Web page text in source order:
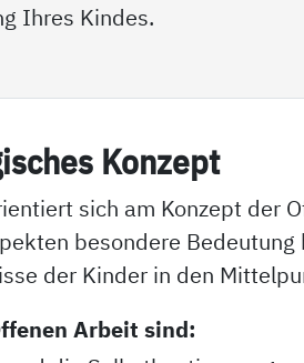
Ihres Kindes.
Kon­zept
sich am Konzept der
besondere
der Kinder in den
Arbeit sind: